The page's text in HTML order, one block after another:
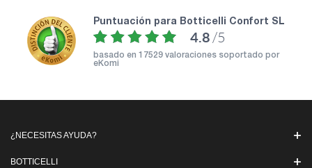
puntuación para Botticelli Confort SL
4.8 /5
basado en 17529 valoraciones soportado por
eKomi
¿NECESITAS AYUDA?
BOTTICELLI